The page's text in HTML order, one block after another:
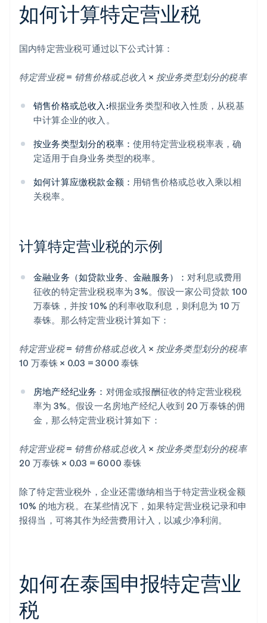
如何计算特定营业税
国内特定营业税可通过以下公式计算：
特定营业税 = 销售价格或总收入 × 按业务类型划分的税率
销售价格或总收入:根据业务类型和收入性质，从税基
中计算企业的收入。
按业务类型划分的税率：使用特定营业税税率表，确
定适用于自身业务类型的税率。
如何计算应缴税款金额： 用销售价格或总收入乘以相
关税率。
计算特定营业税的示例
金融业务（如贷款业务、金融服务）：对利息或费用
征收的特定营业税税率为 3%。假设一家公司贷款 100
万泰铢，并按 10% 的利率收取利息，则利息为 10 万
泰铢。那么特定营业税计算如下：
特定营业税 = 销售价格或总收入 × 按业务类型划分的税率
10 万泰铢 × 0.03 = 3000 泰铢
房地产经纪业务： 对佣金或报酬征收的特定营业税税
率为 3%。假设一名房地产经纪人收到 20 万泰铢的佣
金，那么特定营业税计算如下：
特定营业税 = 销售价格或总收入 × 按业务类型划分的税率
20 万泰铢 × 0.03 = 6000 泰铢
除了特定营业税外，企业还需缴纳相当于特定营业税金额
10% 的地方税。在某些情况下，如果特定营业税记录和申
报得当，可将其作为经营费用计入，以减少净利润。
如何在泰国申报特定营业
税